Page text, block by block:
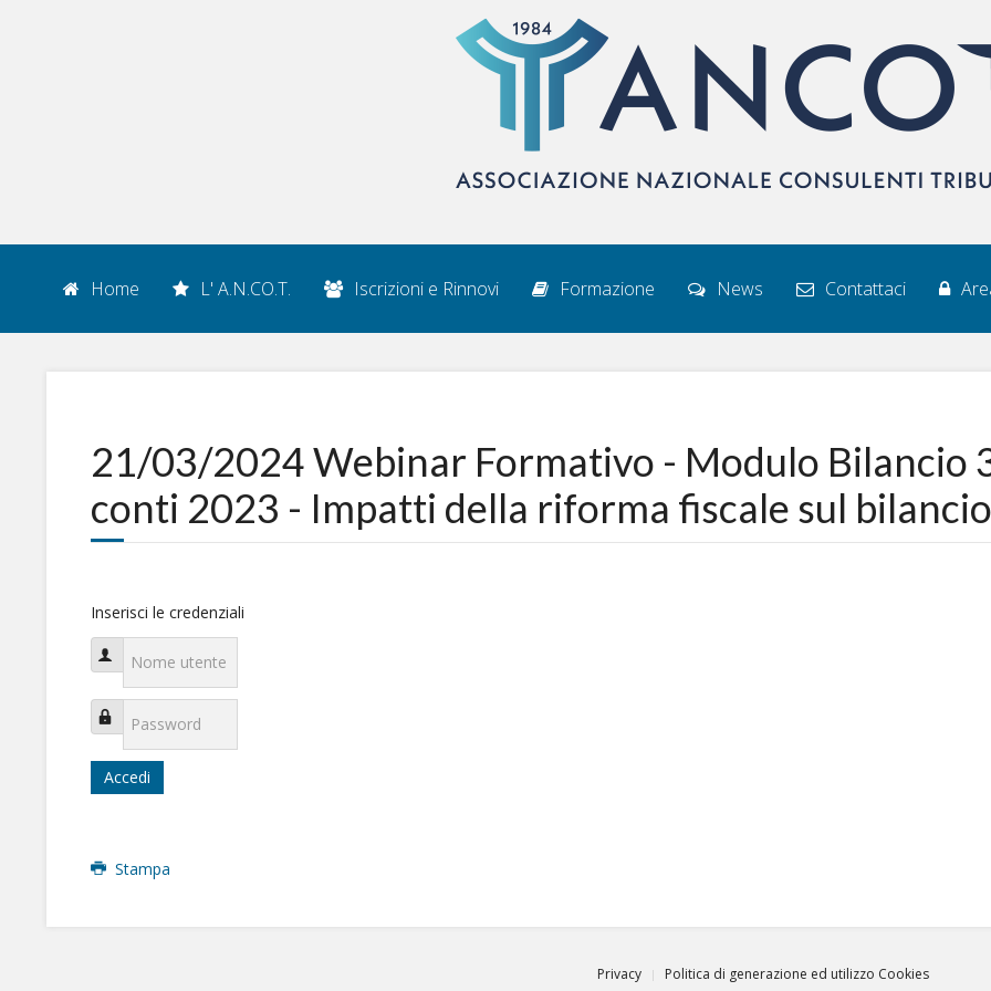
Home L' A.N.CO.T. Iscrizioni e Rinnovi Formazione News Contattaci
21/03/2024 Webinar Formativo - Modulo Bilancio
conti 2023 - Impatti della riforma fiscale sul bilancio
Inserisci le credenziali
Nome utente
Password
Accedi
Stampa
Privacy Politica di generazione ed utilizzo Cookies